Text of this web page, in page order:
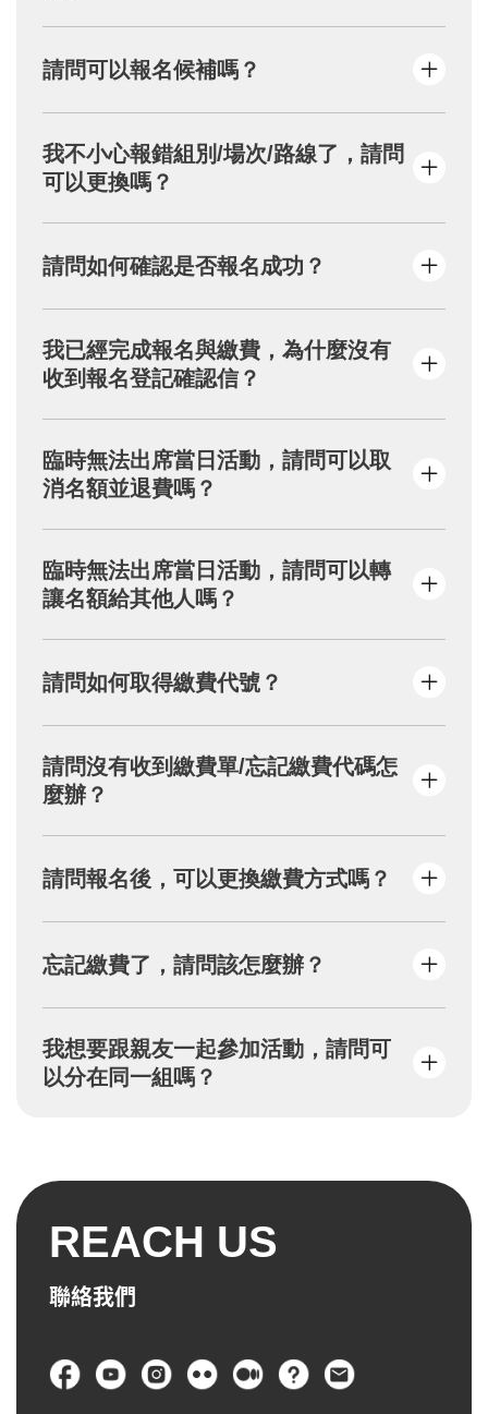
本活動適合參與年齡為10歲以上。
推敲謎題線索。
另外，活動將安排食物品嘗、童玩體驗，請欲
陪同家長一同報名，以利活動準備。
請問可以報名候補嗎？
本活動一律採官網報名，每個Mail限報4位；恕
不受理電話、信件登記、候補及現場報名。
我不小心報錯組別/場次/路線了，請問
可以更換嗎？
為確保活動公平起見，報名完成後，恕不提供
更換以上資料的服務。
請問如何確認是否報名成功？
填妥報名資料且完成繳費者，系統將自動
寄送「報名登記確認」信件。
查詢報名狀態請至：
events/result
我已經完成報名與繳費，為什麼沒有
收到報名登記確認信？
請您先至垃圾郵件或促銷內容尋找，若無，請
填寫活動頁面之【問題反應】表單，將由專人
為您服務。
臨時無法出席當日活動，請問可以取
消名額並退費嗎？
本會取消活動退款需扣100元行政手續費，因
此活動報名費用為100元，因此取消活動後不
另退款。
臨時無法出席當日活動，請問可以轉
讓名額給其他人嗎？
為確保活動前置作業順利進行，報名完成後，
恕不提供更換參加者名單的服務。
請問如何取得繳費代號？
確認報名資料後，請點選「下一步」→按下
「取得繳費代碼」→請自行截圖或抄下繳費代
號→到超商/ATM繳費。
若確實完成以上步驟，系統將自動寄送「繳費
單」至您的信箱。
請問沒有收到繳費單/忘記繳費代碼怎
麼辦？
請您先至垃圾郵件或促銷內容尋找「繳費
單」，若無，請填寫活動頁面之【問題反應】
請問報名後，可以更換繳費方式嗎？
繳費方式採「便利商店代碼」或「虛擬ATM帳
號」進行，選定後則無法修改，請勿按返回
忘記繳費了，請問該怎麼辦？
報名後2天內未繳費，系統將自動取消名額，恕
不保留資格，請重新報名。
我想要跟親友一起參加活動，請問可
以分在同一組嗎？
REACH US
聯絡我們
頁尾